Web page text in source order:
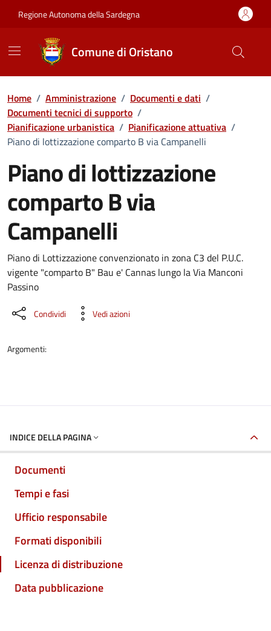
Regione Autonoma della Sardegna
Comune di Oristano
Home / Amministrazione / Documenti e dati /
Documenti tecnici di supporto /
Pianificazione urbanistica / Pianificazione attuativa /
Piano di lottizzazione comparto B via Campanelli
Piano di lottizzazione
comparto B via
Campanelli
Dettaglio del documento
Piano di Lottizzazione convenzionato in zona C3 del P.U.C.
vigente "comparto B" Bau e' Cannas lungo la Via Manconi
Passino
Condividi Vedi azioni
Argomenti:
INDICE DELLA PAGINA
Documenti
Tempi e fasi
Ufficio responsabile
Formati disponibili
Licenza di distribuzione
Data pubblicazione